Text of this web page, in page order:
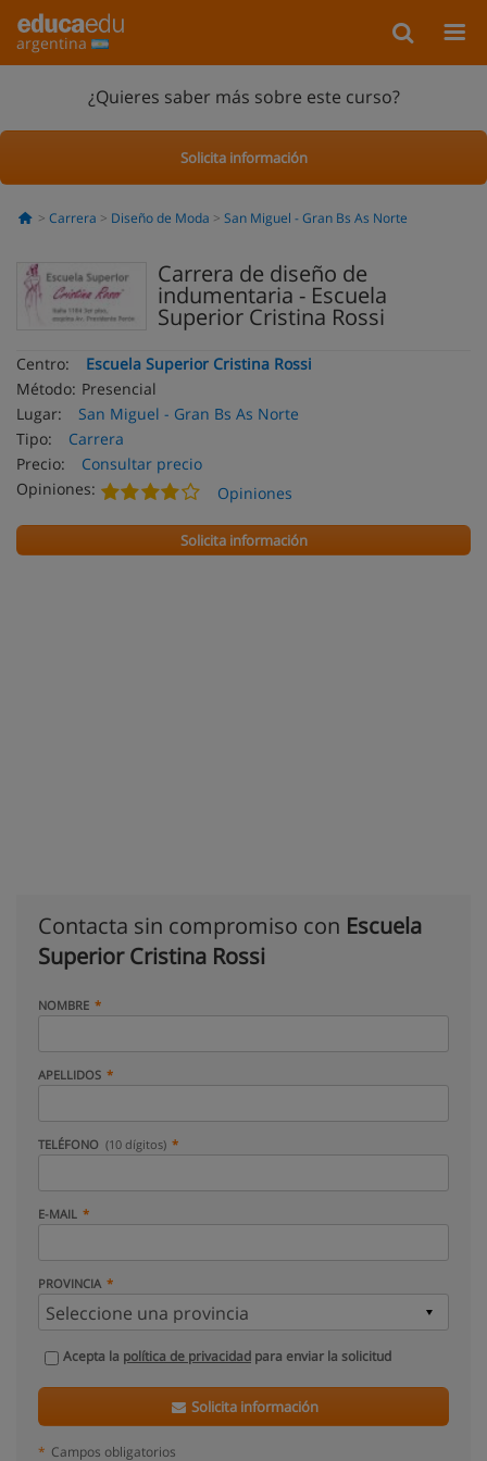
argentina
¿Quieres saber más sobre este curso?
Solicita información
Carrera Diseño de Moda San Miguel - Gran Bs As Norte
Carrera de diseño de
indumentaria - Escuela
Superior Cristina Rossi
Centro:
Escuela Superior Cristina Rossi
Método: Presencial
Lugar:
San Miguel - Gran Bs As Norte
Tipo:
Carrera
Precio:
Consultar precio
Opiniones:
Opiniones
Solicita información
Contacta sin compromiso con Escuela
Superior Cristina Rossi
NOMBRE
APELLIDOS
TELÉFONO (10 dígitos)
E-MAIL
PROVINCIA
Acepta la política de privacidad para enviar la solicitud
Solicita información
* Campos obligatorios